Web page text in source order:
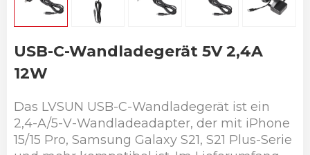
USB-C-Wandladegerät 5V 2,4A
12W
Das LVSUN USB-C-Wandladegerät ist ein
2,4-A/5-V-Wandladeadapter, der mit iPhone
15/15 Pro, Samsung Galaxy S21, S21 Plus-Serie